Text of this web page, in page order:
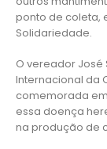
ponto de coleta,
Solidariedade.
O vereador José
Internacional da
comemorada
essa doença
na produção de